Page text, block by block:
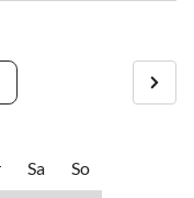
Sa So